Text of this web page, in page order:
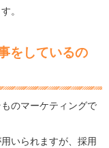
。
をしているの
のマーケティングで
いられますが、採用